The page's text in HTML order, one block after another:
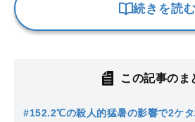
続きを読む
この記事のま
#152.2℃の殺人的猛暑の影響で2ケ